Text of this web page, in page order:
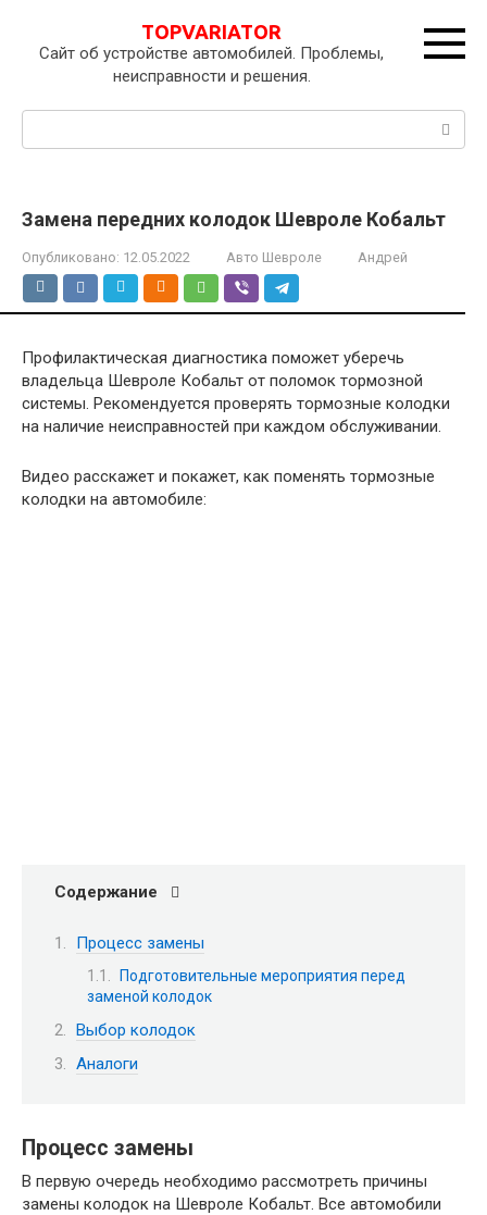
контенту
TOPVARIATOR
Сайт об устройстве автомобилей. Проблемы,
неисправности и решения.
Поиск:
Замена передних колодок Шевроле Кобальт
Опубликовано: 12.05.2022 Авто Шевроле Андрей
Профилактическая диагностика поможет уберечь
владельца Шевроле Кобальт от поломок тормозной
системы. Рекомендуется проверять тормозные колодки
на наличие неисправностей при каждом обслуживании.
Видео расскажет и покажет, как поменять тормозные
колодки на автомобиле:
Содержание
Процесс замены
Подготовительные мероприятия перед
заменой колодок
Выбор колодок
Аналоги
Процесс замены
В первую очередь необходимо рассмотреть причины
замены колодок на Шевроле Кобальт. Все автомобили